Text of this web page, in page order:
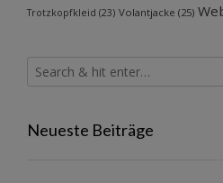
Trotzkopfkleid (23) Volantjacke (25)
Neueste Beiträge